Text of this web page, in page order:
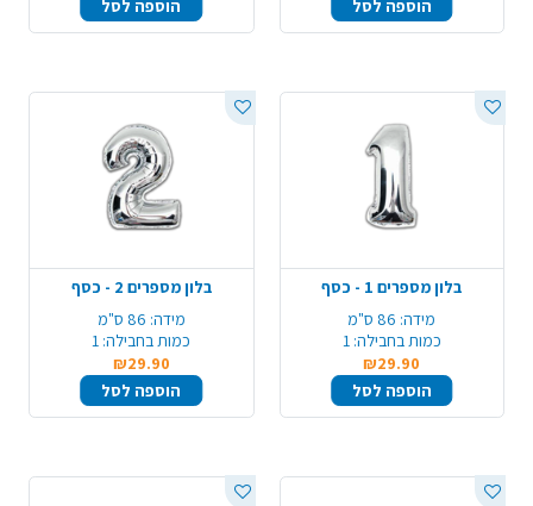
הוספה לסל הוספה לסל
בלון מספרים 1 - כסף
מידה: 86 ס"מ
כמות בחבילה: 1
₪29.90
הוספה לסל
בלון מספרים 2 - כסף
מידה: 86 ס"מ
כמות בחבילה: 1
₪29.90
הוספה לסל